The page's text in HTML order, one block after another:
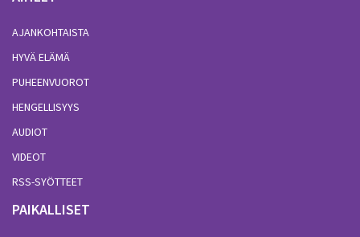
AJANKOHTAISTA
HYVÄ ELÄMÄ
PUHEENVUOROT
HENGELLISYYS
AUDIOT
VIDEOT
RSS-SYÖTTEET
PAIKALLISET